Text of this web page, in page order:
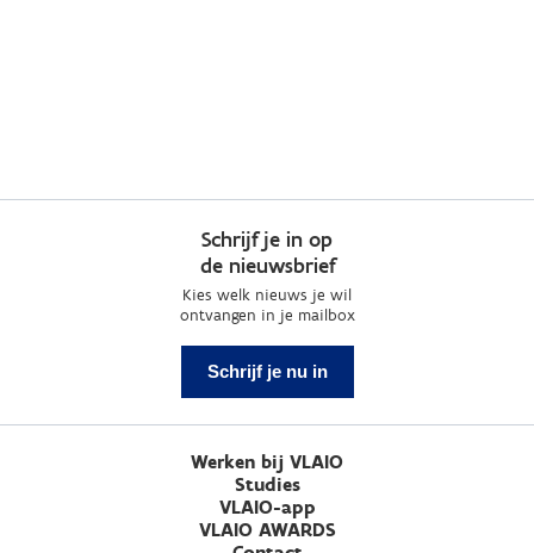
Schrijf je in op
de nieuwsbrief
Kies welk nieuws je wil
ontvangen in je mailbox
Schrijf je nu in
Werken bij VLAIO
Studies
VLAIO-app
VLAIO AWARDS